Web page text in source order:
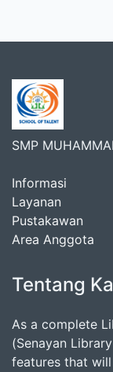
SMP
Informasi
Layanan
Pustakawan
Area Anggota
Tentang
As a complete
(Senayan
features that